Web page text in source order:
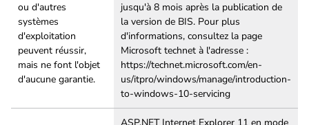
ou d'autres
systèmes
d'exploitation
peuvent réussir,
mais ne font l'objet
d'aucune garantie.
jusqu'à 8 mois après la publication de
la version de BIS. Pour plus
d'informations, consultez la page
Microsoft technet à l'adresse :
https://technet.microsoft.com/en-
us/itpro/windows/manage/introduction-
to-windows-10-servicing